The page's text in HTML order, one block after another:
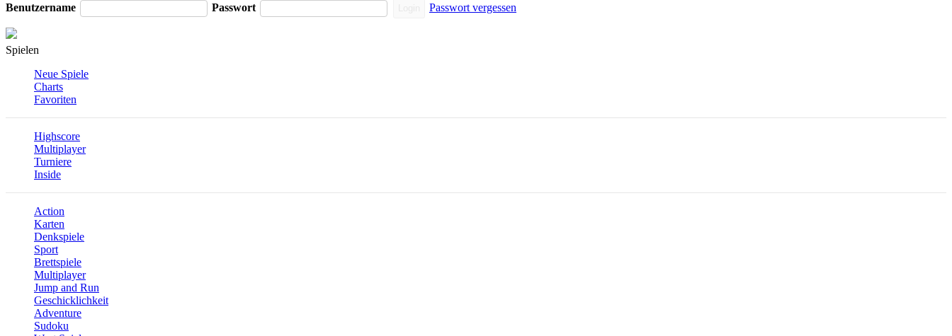
Benutzername
Passwort Passwort vergessen
Spielen
Neue Spiele
Charts
Favoriten
Highscore
Multiplayer
Turniere
Inside
Action
Karten
Denkspiele
Sport
Brettspiele
Multiplayer
Jump and Run
Geschicklichkeit
Adventure
Sudoku